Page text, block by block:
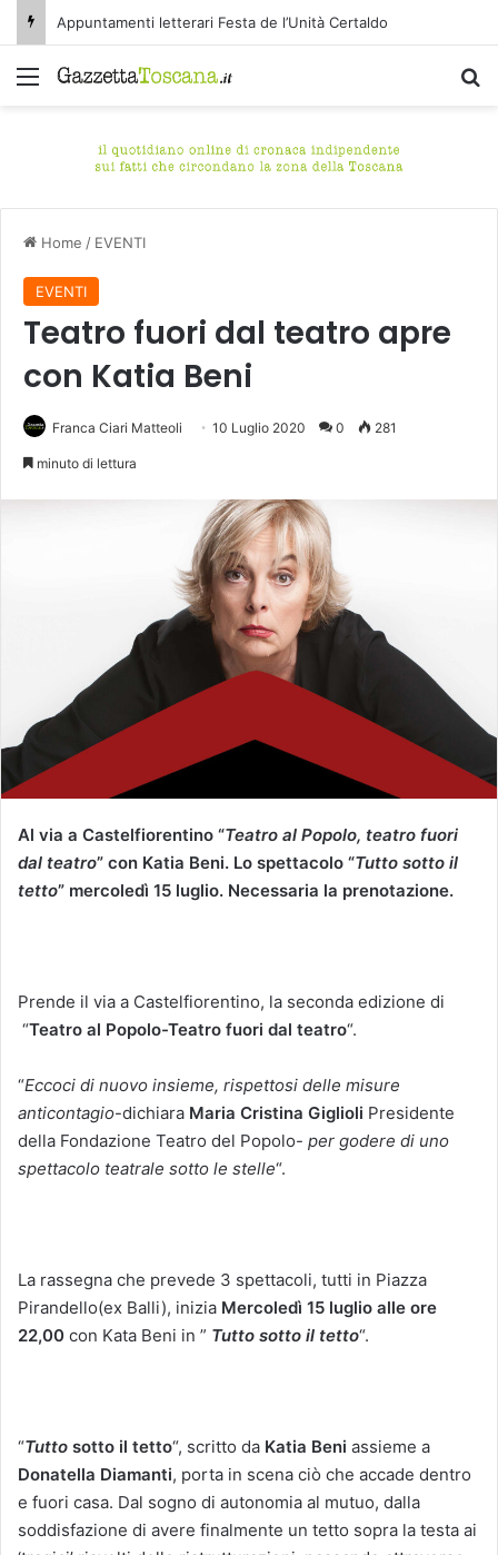
Appuntamenti letterari Festa de l’Unità Certaldo
Menu
Home / EVENTI
EVENTI
Teatro fuori dal teatro apre
con Katia Beni
Franca Ciari Matteoli 10 Luglio 2020 0 281
minuto di lettura
Al via a Castelfiorentino “Teatro al Popolo, teatro fuori
dal teatro” con Katia Beni. Lo spettacolo “Tutto sotto il
tetto” mercoledì 15 luglio. Necessaria la prenotazione.
Prende il via a Castelfiorentino, la seconda edizione di
“Teatro al Popolo-Teatro fuori dal teatro“.
“Eccoci di nuovo insieme, rispettosi delle misure
anticontagio-dichiara Maria Cristina Giglioli Presidente
della Fondazione Teatro del Popolo- per godere di uno
spettacolo teatrale sotto le stelle“.
La rassegna che prevede 3 spettacoli, tutti in Piazza
Pirandello(ex Balli), inizia Mercoledì 15 luglio alle ore
22,00 con Kata Beni in ” Tutto sotto il tetto“.
“Tutto sotto il tetto“, scritto da Katia Beni assieme a
Donatella Diamanti, porta in scena ciò che accade dentro
e fuori casa. Dal sogno di autonomia al mutuo, dalla
soddisfazione di avere finalmente un tetto sopra la testa ai